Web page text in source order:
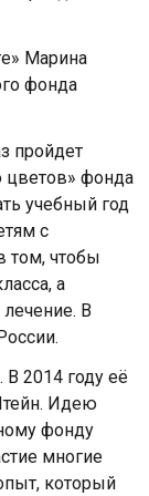
Марина
фонда
пройдет
цветов» фонда
учебный год
с
том, чтобы
а
В
2014 году её
Идею
фонду
многие
который